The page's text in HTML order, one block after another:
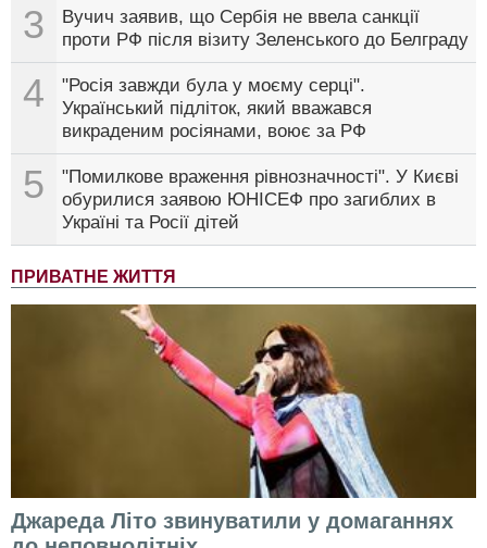
3
Вучич заявив, що Сербія не ввела санкції
проти РФ після візиту Зеленського до Белграду
4
"Росія завжди була у моєму серці".
Український підліток, який вважався
викраденим росіянами, воює за РФ
5
"Помилкове враження рівнозначності". У Києві
обурилися заявою ЮНІСЕФ про загиблих в
Україні та Росії дітей
ПРИВАТНЕ ЖИТТЯ
Джареда Літо звинуватили у домаганнях